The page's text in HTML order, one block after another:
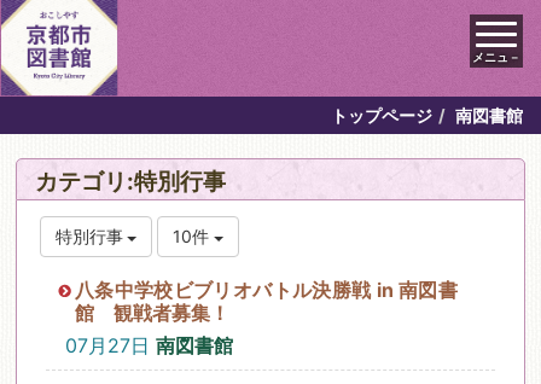
メニュ－
トップページ 南図書館
カテゴリ:特別行事
特別行事 10件
八条中学校ビブリオバトル決勝戦 in 南図書
館 観戦者募集！
07月27日 南図書館